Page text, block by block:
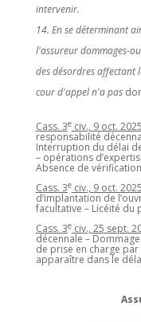
intervenir.
14. En se déterminant
l'assureur dommages-
des désordres affectant
cour d'appel n'a pas
Cass. 3eciv., 9 oct.
responsabilité
Interruption du délai
– opérations
Absence de vérification
Cass. 3eciv., 9 oct.
d’implantation de
facultative – Licéité du
Cass. 3eciv., 25 sept.
décennale –
de prise en charge par
apparaître dans le